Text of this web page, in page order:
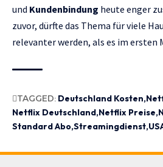
und Kundenbindung heute enger
zuvor, dürfte das Thema für viele
relevanter werden, als es im ersten
TAGGED: Deutschland Kosten
Netflix Deutschland Netflix Preise
Standard Abo Streamingdienst